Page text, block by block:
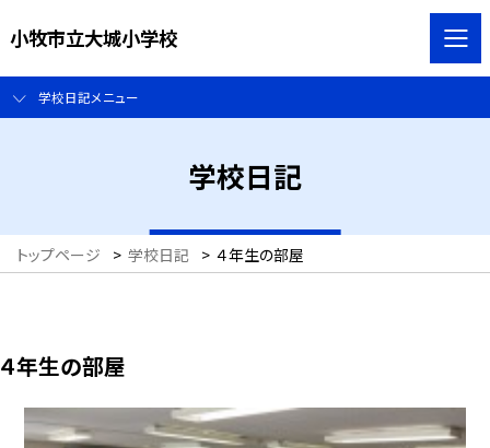
小牧市立大城小学校
学校日記メニュー
学校日記
トップページ > 学校日記 > ４年生の部屋
４年生の部屋